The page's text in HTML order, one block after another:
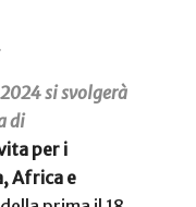
.
si svolgerà
di
per i
Africa e